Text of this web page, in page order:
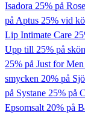
Isadora 25% på
på Aptus 25% vid
Lip Intimate Care
Upp till 25% på
25% på Just for Men
smycken 20% på
på Systane 25% på
Epsomsalt20% på